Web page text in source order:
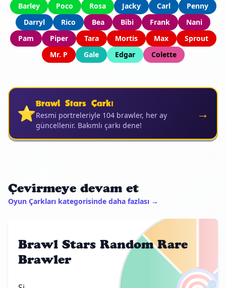
Barley
Poco Rosa Jacky Carl
Penny
Darryl
Rico Bea Bibi Frank
Nani
Pam
Piper Tara Mortis Max
Sprout
Mr. P
Gale Edgar Colette
⭐Brawl Stars Çarkı
Resmi portreleriyle 104 brawler, her ay
güncellenir. Bakımlı çarkı dene!
→
Çevirmeye devam et
Oyun Çarkları kategorisinde daha fazlası →
Brawl Stars Random Rare
Brawler